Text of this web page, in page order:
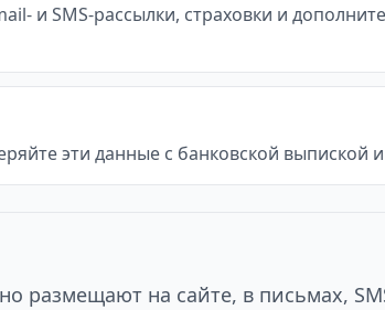
и SMS-рассылки, страховки и
эти данные с банковской
размещают на сайте, в письмах,